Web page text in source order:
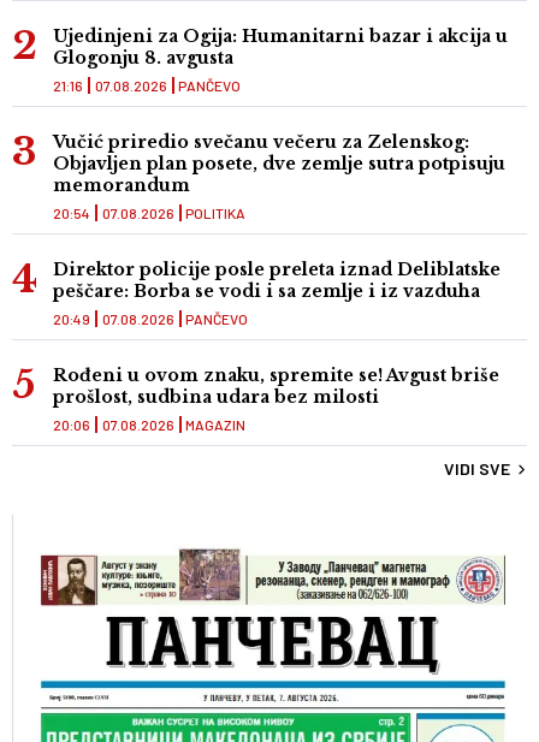
Ujedinjeni za Ogija: Humanitarni bazar i akcija u
Glogonju 8. avgusta
PANČEVO
21:16 07.08.2026
Vučić priredio svečanu večeru za Zelenskog:
Objavljen plan posete, dve zemlje sutra potpisuju
memorandum
POLITIKA
20:54 07.08.2026
Direktor policije posle preleta iznad Deliblatske
peščare: Borba se vodi i sa zemlje i iz vazduha
PANČEVO
20:49 07.08.2026
Rođeni u ovom znaku, spremite se! Avgust briše
prošlost, sudbina udara bez milosti
MAGAZIN
20:06 07.08.2026
VIDI SVE